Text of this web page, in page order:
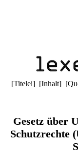
[Titelei] [Inhalt] [
Gesetz über
Schutzrechte